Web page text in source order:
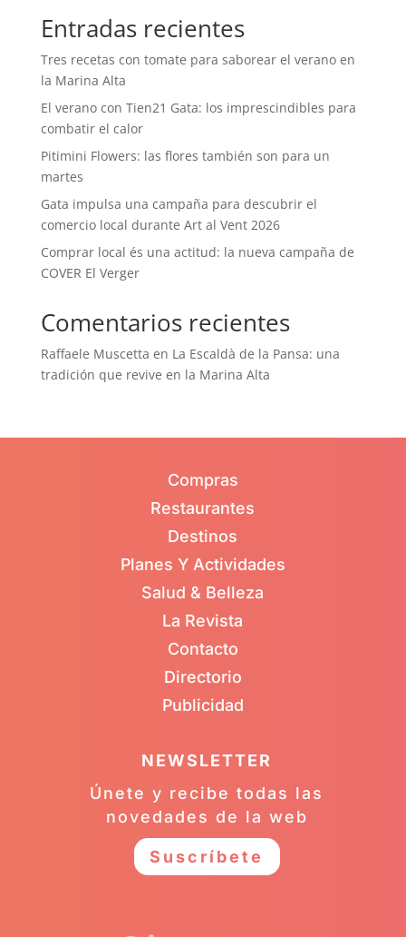
Entradas recientes
Tres recetas con tomate para saborear el verano en
la Marina Alta
El verano con Tien21 Gata: los imprescindibles para
combatir el calor
Pitimini Flowers: las flores también son para un
martes
Gata impulsa una campaña para descubrir el
comercio local durante Art al Vent 2026
Comprar local és una actitud: la nueva campaña de
COVER El Verger
Comentarios recientes
Raffaele Muscetta en La Escaldà de la Pansa: una
tradición que revive en la Marina Alta
Compras
Restaurantes
Destinos
Planes Y Actividades
Salud & Belleza
La Revista
Contacto
Directorio
Publicidad
NEWSLETTER
Únete y recibe todas las
novedades de la web
Suscríbete